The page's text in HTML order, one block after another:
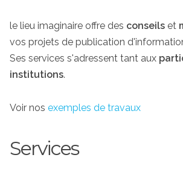
le lieu imaginaire offre des conseils et
vos projets de publication
Ses services s'adressent tant aux
institutions.
Voir nos exemples de travaux
Services